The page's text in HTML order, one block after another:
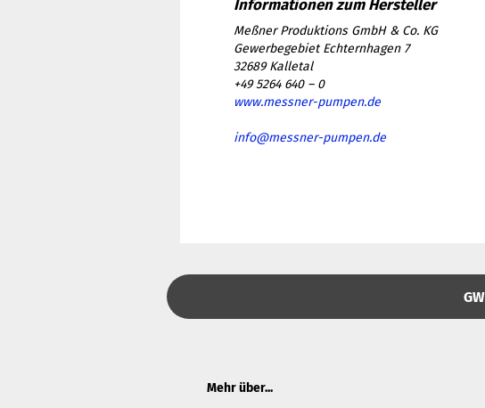
Meßner Produktions GmbH & Co. KG
Gewerbegebiet Echternhagen 7
32689 Kalletal
+49 5264 640 – 0
www.messner-pumpen.de
info@messner-pumpen.de
Mehr über...